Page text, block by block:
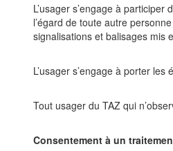
L’usager s’engage à
l’égard de toute autre personne
signalisations et balisages mis
L’usager s’engage à porter
Tout usager du TAZ qui
Consentement à un